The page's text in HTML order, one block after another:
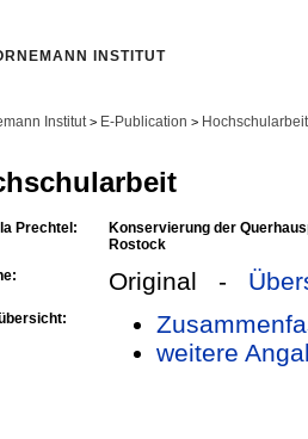
INSTITUT
Institut > E-Publication >
Prechtel:
Konservierung der
Rostock
Original -
weitere